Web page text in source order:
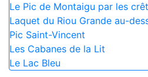
Le Pic de Montaigu par les
Laquet du Riou Grande au-
Pic Saint-Vincent
Les Cabanes de la Lit
Le Lac Bleu